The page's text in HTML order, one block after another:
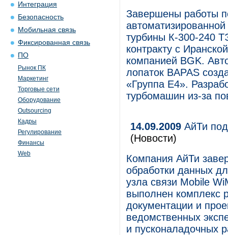
Интеграция
Безопасность
Мобильная связь
Фиксированная связь
ПО
Рынок ПК
Маркетинг
Торговые сети
Оборудование
Outsourcing
Кадры
Регулирование
Финансы
Web
Завершены работы
турбины К-300-240
контракту с
компанией BGK.
лопаток BAPAS
«Группа Е4».
турбомашин из-за
14.09.2009 АйТи
(Новости)
Компания АйТи
обработки данных
узла связи Mobile
выполнен комплекс
документации и
ведомственных
и пусконаладочных